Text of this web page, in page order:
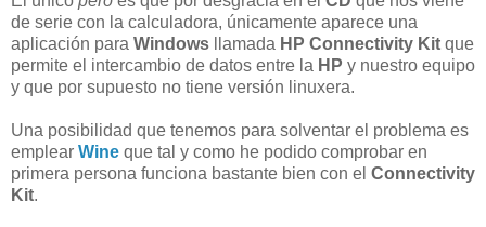
de serie con la calculadora, únicamente aparece una
aplicación para Windows llamada HP Connectivity Kit que
permite el intercambio de datos entre la HP y nuestro equipo
y que por supuesto no tiene versión linuxera.
Una posibilidad que tenemos para solventar el problema es
emplear Wine que tal y como he podido comprobar en
primera persona funciona bastante bien con el Connectivity
Kit.